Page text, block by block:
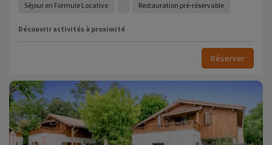
Séjour en Formule Locative Restauration pré-réservable
Découvrir activités à proximité
Réserver